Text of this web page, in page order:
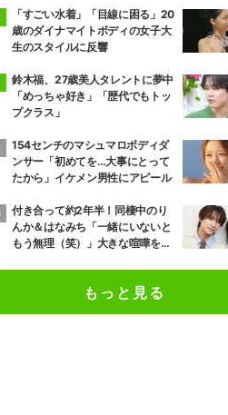
「すごい水着」「目線に困る」20
歳のダイナマイトボディの女子大
生のスタイルに反響
鈴木福、27歳美人タレントに夢中
「めっちゃ好き」「歴代でもトッ
プクラス」
154センチのマシュマロボディダ
ンサー「初めてを…大事にとって
たから」イケメン男性にアピール
付き合って約2年半！同棲中のり
んか＆はなみち「一緒にいないと
もう無理（笑）」大きな喧嘩を経
もっと見る